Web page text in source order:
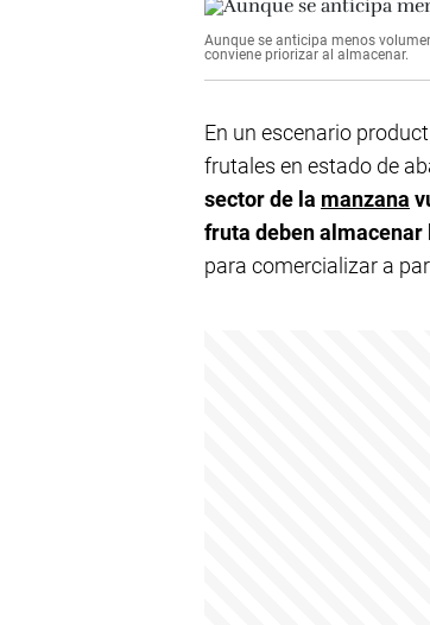
Aunque se anticipa menos
conviene priorizar al almacenar.
En un escenario
frutales en estado de
sector de la manzana
fruta deben
para comercializar a